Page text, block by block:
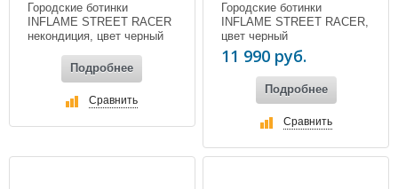
Городские ботинки
INFLAME STREET RACER
некондиция, цвет черный
Подробнее
Сравнить
Городские ботинки
INFLAME STREET RACER,
цвет черный
11 990 руб.
Подробнее
Сравнить